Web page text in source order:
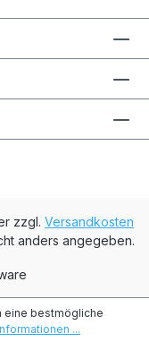
zzgl. Versandkosten
anders angegeben.
eine bestmögliche
...